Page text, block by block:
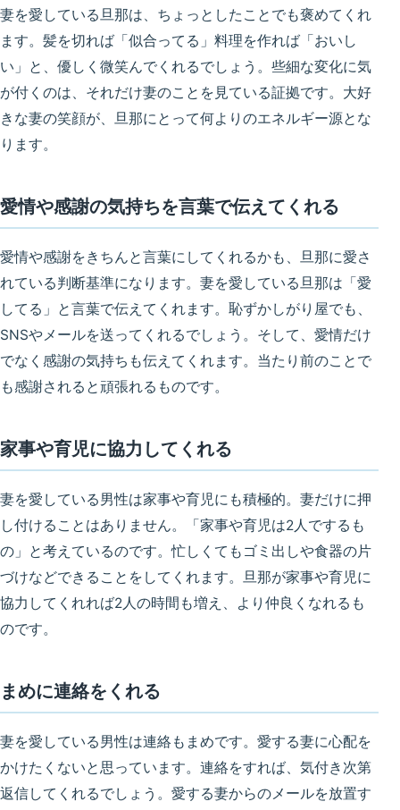
妻を愛している旦那は、ちょっとしたことでも褒めてくれ
ます。髪を切れば「似合ってる」料理を作れば「おいし
い」と、優しく微笑んでくれるでしょう。 些細な変化に気
が付くのは、それだけ妻のことを見ている証拠です。大好
きな妻の笑顔が、旦那にとって何よりのエネルギー源とな
ります。
愛情や感謝の気持ちを言葉で伝えてくれる
愛情や感謝をきちんと言葉にしてくれるかも、旦那に愛さ
れている判断基準になります。妻を愛している旦那は「愛
してる」と言葉で伝えてくれます。恥ずかしがり屋でも、
SNSやメールを送ってくれるでしょう。そして、 愛情だけ
でなく感謝の気持ちも伝えてくれます。当たり前のことで
も感謝されると頑張れるものです。
家事や育児に協力してくれる
妻を愛している男性は家事や育児にも積極的。妻だけに押
し付けることはありません。
「家事や育児は2人でするも
の」と考えているのです。忙しくてもゴミ出しや食器の片
づけなどできることをしてくれます。旦那が家事や育児に
協力してくれれば2人の時間も増え、より仲良くなれるも
のです。
まめに連絡をくれる
妻を愛している男性は連絡もまめです。愛する妻に心配を
かけたくないと思っています。連絡をすれば、気付き次第
返信してくれるでしょう。 愛する妻からのメールを放置す